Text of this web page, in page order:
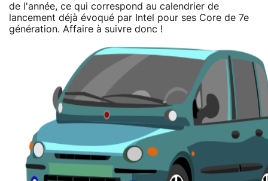
de l'année, ce qui correspond au calendrier de
lancement déjà évoqué par Intel pour ses Core de 7e
génération. Affaire à suivre donc !